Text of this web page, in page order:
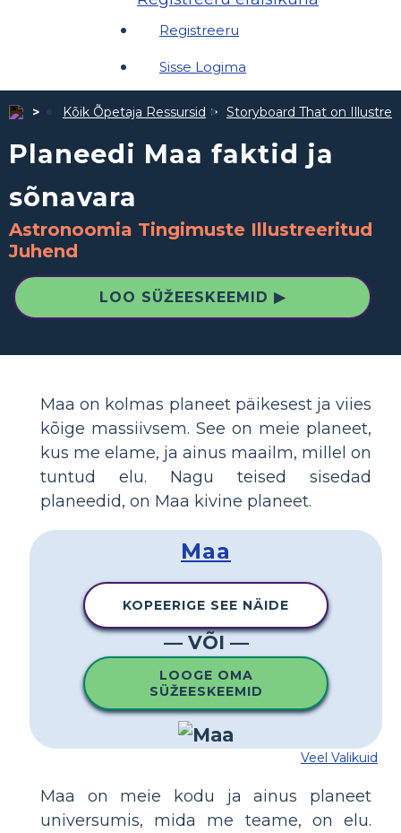
Registreeru
Sisse Logima
Kõik Õpetaja Ressursid Storyboard That on
Planeedi Maa faktid ja
sõnavara
Astronoomia Tingimuste Illustreeritud
Juhend
LOO SÜŽEESKEEMID ▶
Maa on kolmas planeet päikesest ja viies
kõige massiivsem. See on meie planeet,
kus me elame, ja ainus maailm, millel on
tuntud elu. Nagu teised sisedad
planeedid, on Maa kivine planeet.
Maa
KOPEERIGE SEE NÄIDE
— VÕI —
LOOGE OMA
SÜŽEESKEEMID
Veel Valikuid
Maa on meie kodu ja ainus planeet
universumis, mida me teame, on elu.